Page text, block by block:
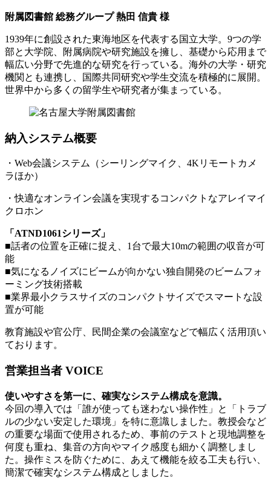
附属図書館 総務グループ 熱田 信貴 様
1939年に創設された東海地区を代表する国立大学。9つの学
部と大学院、附属病院や研究施設を擁し、基礎から応用まで
幅広い分野で先進的な研究を行っている。海外の大学・研究
機関とも連携し、国際共同研究や学生交流を積極的に展開。
世界中から多くの留学生や研究者が集まっている。
納入システム概要
・Web会議システム（シーリングマイク、4Kリモートカメ
ラほか）
・快適なオンライン会議を実現するコンパクトなアレイマイ
クロホン
「ATND1061シリーズ」
■話者の位置を正確に捉え、1台で最大10mの範囲の収音が可
能
■気になるノイズにビームが向かない独自開発のビームフォ
ーミング技術搭載
■業界最小クラスサイズのコンパクトサイズでスマートな設
置が可能
教育施設や官公庁、民間企業の会議室などで幅広く活用頂い
ております。
営業担当者 VOICE
使いやすさを第一に、確実なシステム構成を意識。
今回の導入では「誰が使っても迷わない操作性」と「トラブ
ルの少ない安定した環境」を特に意識しました。教授会など
の重要な場面で使用されるため、事前のテストと現地調整を
何度も重ね、集音の方向やマイク感度も細かく調整しまし
た。操作ミスを防ぐために、あえて機能を絞る工夫も行い、
簡潔で確実なシステム構成としました。